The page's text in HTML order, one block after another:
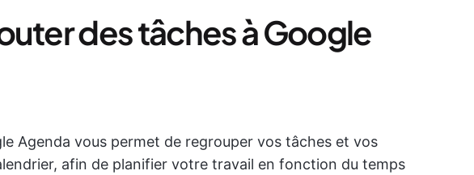
des tâches à Google
Agenda vous permet de regrouper vos tâches et vos
afin de planifier votre travail en fonction du temps